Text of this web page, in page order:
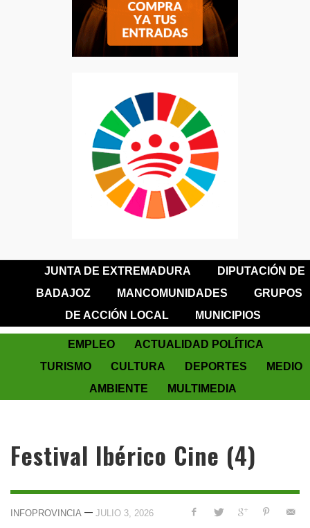
JUNTA DE EXTREMADURA
DIPUTACIÓN DE
BADAJOZ
MANCOMUNIDADES
GRUPOS
DE ACCIÓN LOCAL
MUNICIPIOS
EMPLEO
ACTUALIDAD POLÍTICA
TURISMO
CULTURA DEPORTES
MEDIO
AMBIENTE
MULTIMEDIA
Festival Ibérico Cine (4)
INFOPROVINCIA — JULIO 3, 2026